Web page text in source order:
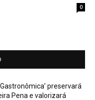
0
preservará
Pena e valorizará